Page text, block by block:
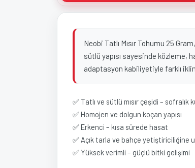
Neobi Tatlı Mısır Tohumu 25
sütlü yapısı sayesinde közleme,
adaptasyon kabiliyetiyle farklı
✅ Tatlı ve sütlü mısır çeşidi – sofralık
✅ Homojen ve dolgun koçan yapısı
✅ Erkenci – kısa sürede hasat
✅ Açık tarla ve bahçe yetiştiriciliğine
✅ Yüksek verimli – güçlü bitki gelişimi